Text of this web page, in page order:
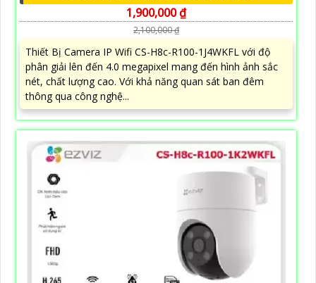
1,900,000 ₫
2,100,000 ₫
Thiết Bị Camera IP Wifi CS-H8c-R100-1J4WKFL với độ
phân giải lên đến 4.0 megapixel mang đến hình ảnh sắc
nét, chất lượng cao. Với khả năng quan sát ban đêm
thông qua công nghệ...